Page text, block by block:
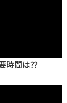
間は⁇